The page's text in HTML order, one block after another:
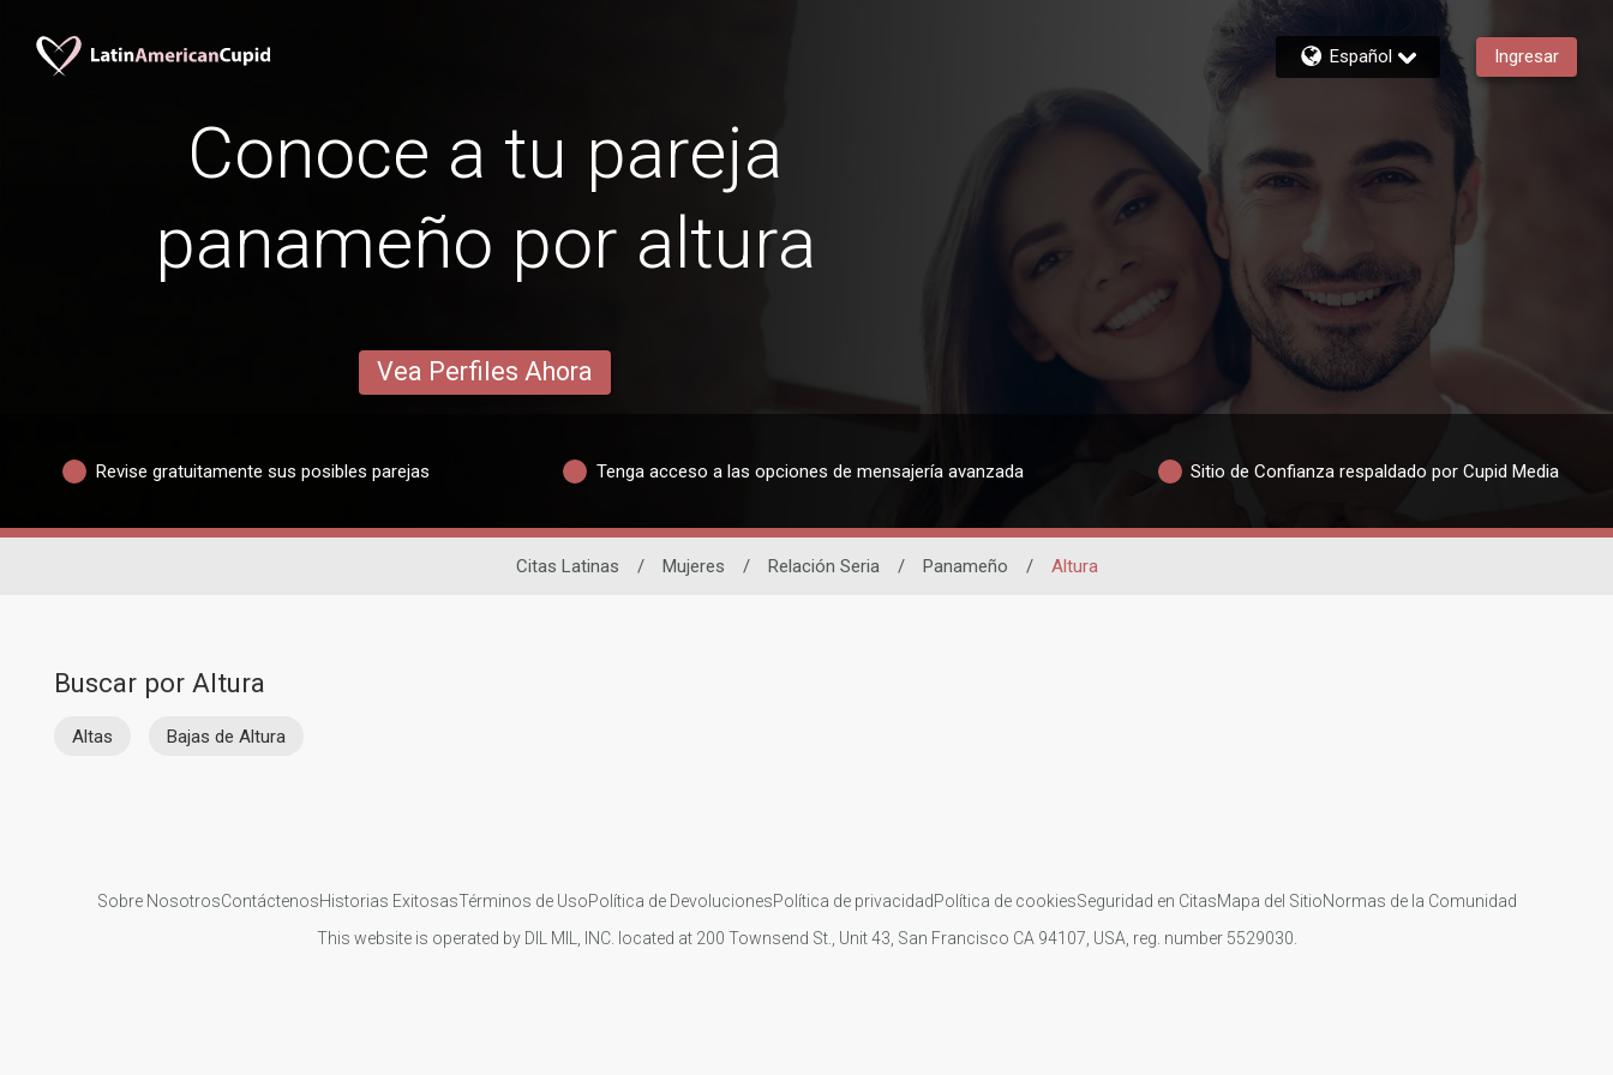
Español Ingresar
Conoce a tu pareja
panameño por altura
Vea Perfiles Ahora
Revise gratuitamente sus posibles parejas Tenga acceso a las opciones de mensajería avanzada Sitio de Confianza respaldado por Cupid Media
Citas Latinas / Mujeres / Relación Seria / Panameño / Altura
Buscar por Altura
Altas Bajas de Altura
Sobre NosotrosContáctenosHistorias ExitosasTérminos de UsoPolítica de DevolucionesPolítica de privacidadPolítica de cookiesSeguridad en CitasMapa del SitioNormas de la Comunidad
This website is operated by DIL MIL, INC. located at 200 Townsend St., Unit 43, San Francisco CA 94107, USA, reg. number 5529030.